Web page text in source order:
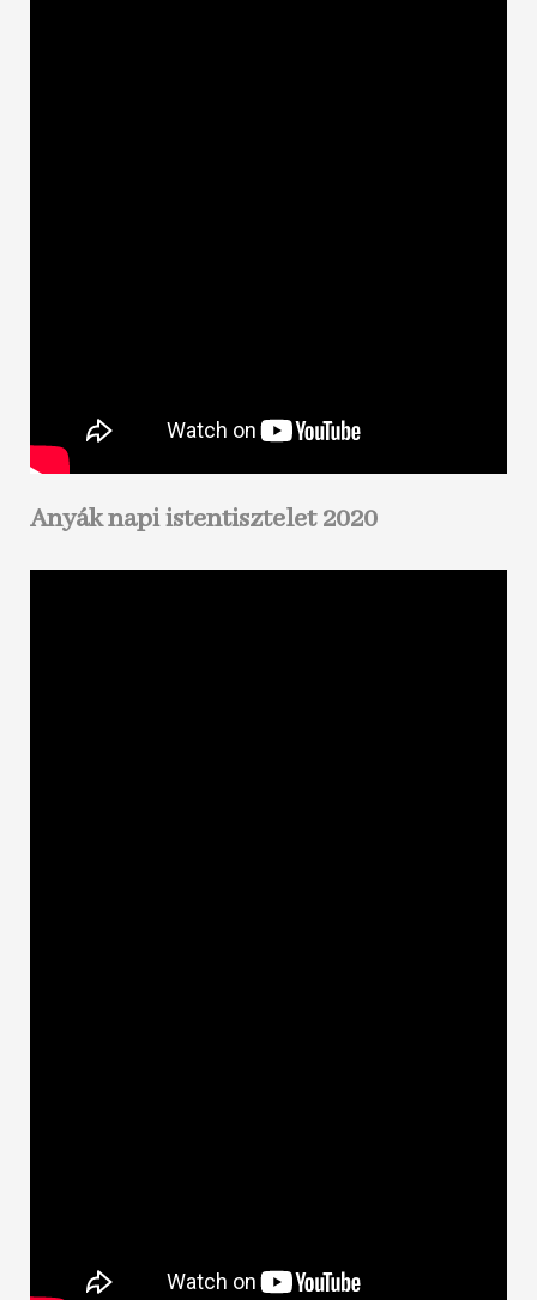
Anyák napi istentisztelet 2020